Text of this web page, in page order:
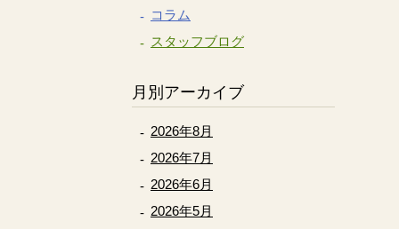
コラム
スタッフブログ
月別アーカイブ
2026年8月
2026年7月
2026年6月
2026年5月